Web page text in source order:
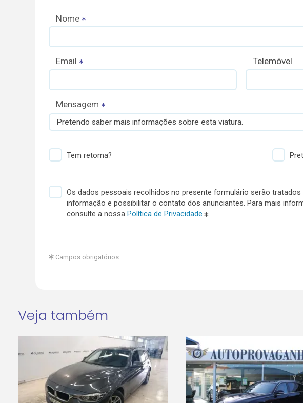
Nome
Email Telemóvel
Mensagem
Pretendo saber mais informações sobre esta viatura.
Tem retoma?
Os dados pessoais recolhidos no presente formulário serão
informação e possibilitar o contato dos anunciantes. Para mais
consulte a nossa Política de Privacidade
Campos obrigatórios
Veja também